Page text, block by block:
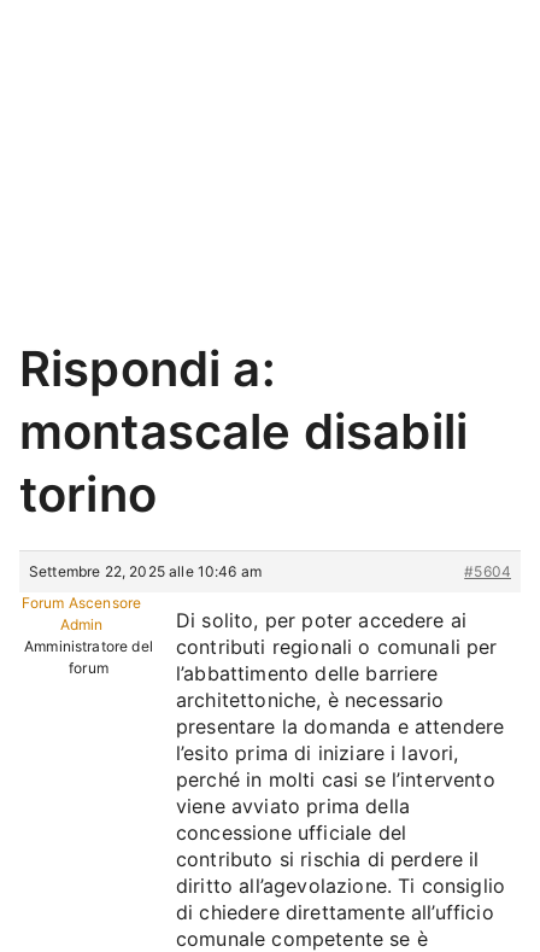
Rispondi a:
montascale disabili
torino
Settembre 22, 2025 alle 10:46 am
#5604
Forum Ascensore
Admin
Amministratore del
forum
Di solito, per poter accedere ai
contributi regionali o comunali per
l’abbattimento delle barriere
architettoniche, è necessario
presentare la domanda e attendere
l’esito prima di iniziare i lavori,
perché in molti casi se l’intervento
viene avviato prima della
concessione ufficiale del
contributo si rischia di perdere il
diritto all’agevolazione. Ti consiglio
di chiedere direttamente all’ufficio
comunale competente se è